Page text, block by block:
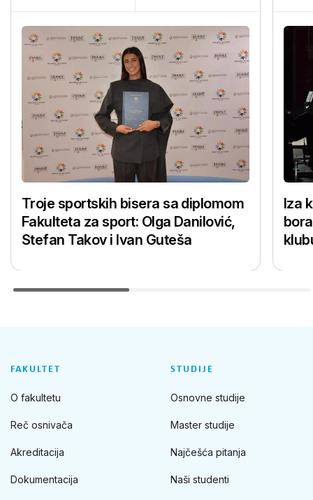
Troje sportskih bisera sa diplomom
Fakulteta za sport: Olga Danilović,
Stefan Takov i Ivan Guteša
Iza
FAKULTET
O fakultetu
Reč osnivača
Akreditacija
Dokumentacija
STUDIJE
Osnovne studije
Master studije
Najčešća pitanja
Naši studenti